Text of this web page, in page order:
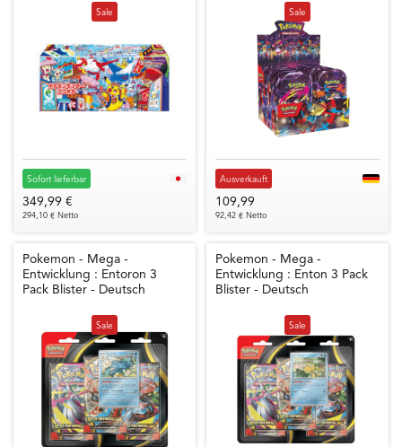
Sale
Sofort lieferbar
349,99 €
294,10 € Netto
Sale
Ausverkauft
109,99
92,42 € Netto
Pokemon - Mega -
Entwicklung : Entoron 3
Pack Blister - Deutsch
Sale
Pokemon - Mega -
Entwicklung : Enton 3 Pack
Blister - Deutsch
Sale